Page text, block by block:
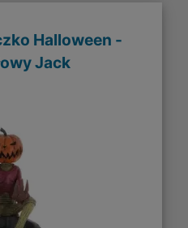
Halloween -
Jack